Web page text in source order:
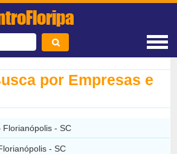
por Empresas e
Florianópolis - SC
- SC